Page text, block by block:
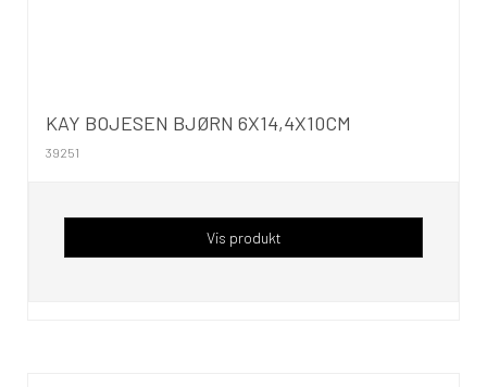
KAY BOJESEN BJØRN 6X14,4X10CM
39251
Vis produkt